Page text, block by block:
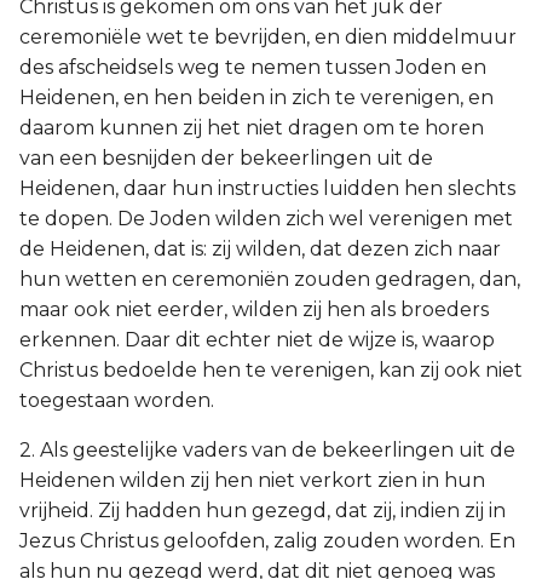
Christus is gekomen om ons van het juk der
ceremoniële wet te bevrijden, en dien middelmuur
des afscheidsels weg te nemen tussen Joden en
Heidenen, en hen beiden in zich te verenigen, en
daarom kunnen zij het niet dragen om te horen
van een besnijden der bekeerlingen uit de
Heidenen, daar hun instructies luidden hen slechts
te dopen. De Joden wilden zich wel verenigen met
de Heidenen, dat is: zij wilden, dat dezen zich naar
hun wetten en ceremoniën zouden gedragen, dan,
maar ook niet eerder, wilden zij hen als broeders
erkennen. Daar dit echter niet de wijze is, waarop
Christus bedoelde hen te verenigen, kan zij ook niet
toegestaan worden.
2. Als geestelijke vaders van de bekeerlingen uit de
Heidenen wilden zij hen niet verkort zien in hun
vrijheid. Zij hadden hun gezegd, dat zij, indien zij in
Jezus Christus geloofden, zalig zouden worden. En
als hun nu gezegd werd, dat dit niet genoeg was